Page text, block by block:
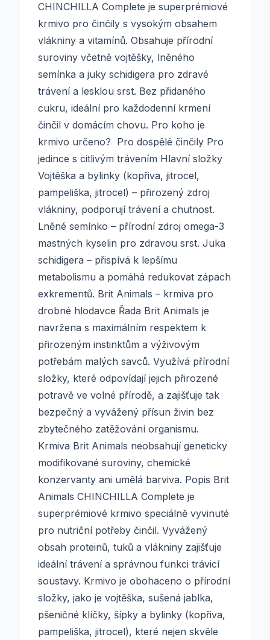
CHINCHILLA Complete je superprémiové
krmivo pro činčily s vysokým obsahem
vlákniny a vitamínů. Obsahuje přírodní
suroviny včetně vojtěšky, lněného
semínka a juky schidigera pro zdravé
trávení a lesklou srst. Bez přidaného
cukru, ideální pro každodenní krmení
činčil v domácím chovu. Pro koho je
krmivo určeno? Pro dospělé činčily Pro
jedince s citlivým trávením Hlavní složky
Vojtěška a bylinky (kopřiva, jitrocel,
pampeliška, jitrocel) – přirozený zdroj
vlákniny, podporují trávení a chutnost.
Lněné semínko – přírodní zdroj omega-3
mastných kyselin pro zdravou srst. Juka
schidigera – přispívá k lepšímu
metabolismu a pomáhá redukovat zápach
exkrementů. Brit Animals – krmiva pro
drobné hlodavce Řada Brit Animals je
navržena s maximálním respektem k
přirozeným instinktům a výživovým
potřebám malých savců. Využívá přírodní
složky, které odpovídají jejich přirozené
potravě ve volné přírodě, a zajišťuje tak
bezpečný a vyvážený přísun živin bez
zbytečného zatěžování organismu.
Krmiva Brit Animals neobsahují geneticky
modifikované suroviny, chemické
konzervanty ani umělá barviva. Popis Brit
Animals CHINCHILLA Complete je
superprémiové krmivo speciálně vyvinuté
pro nutriční potřeby činčil. Vyvážený
obsah proteinů, tuků a vlákniny zajišťuje
ideální trávení a správnou funkci trávicí
soustavy. Krmivo je obohaceno o přírodní
složky, jako je vojtěška, sušená jablka,
pšeničné klíčky, šípky a bylinky (kopřiva,
pampeliška, jitrocel), které nejen skvěle